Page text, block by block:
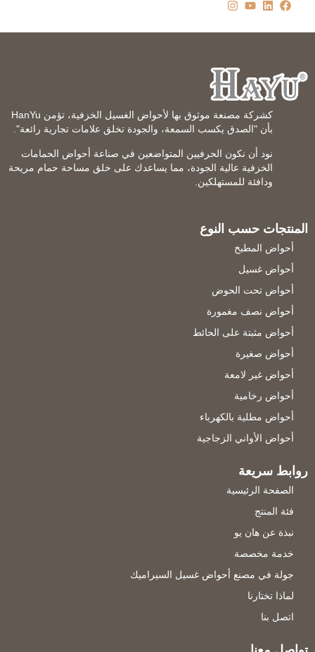
كشركة مصنعة موثوق بها لأحواض الغسيل الخزفية، تؤمن HanYu
بأن "الصدق يكسب السمعة، والجودة تخلق علامات تجارية رائعة".
نود أن نكون الحرفيين المتواضعين في صناعة أحواض الحمامات
الخزفية عالية الجودة، مما يساعدك على خلق مساحة حمام مريحة
ودافئة للمستهلكين.
المنتجات حسب النوع
أحواض المطبخ
أحواض غسيل
أحواض تحت الحوض
أحواض نصف مغمورة
أحواض مثبتة على الحائط
أحواض صغيرة
أحواض غير لامعة
أحواض رخامية
أحواض مطلية بالكهرباء
أحواض الأواني الزجاجية
روابط سريعة
الصفحة الرئيسية
فئة المنتج
نبذة عن هان يو
خدمة مخصصة
جولة في مصنع أحواض غسيل السيراميك
لماذا تختارنا
اتصل بنا